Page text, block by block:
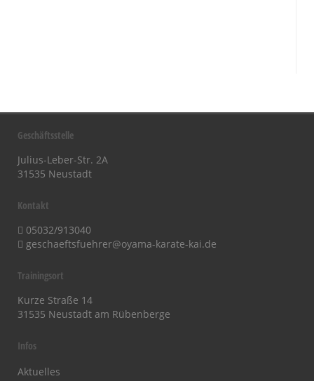
Geschäftsstelle
Julius-Leber-Str. 2A
31535 Neustadt
Kontakt
05032/913040
geschaeftsfuehrer@oyama-karate-kai.de
Trainingsort
Kurze Straße 14
31535 Neustadt am Rübenberge
Infos
Aktuelles